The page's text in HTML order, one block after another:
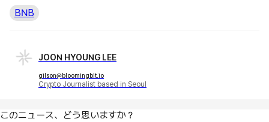
BNB
JOON HYOUNG LEE
gilson@bloomingbit.io
Crypto Journalist based in Seoul
このニュース、どう思いますか？